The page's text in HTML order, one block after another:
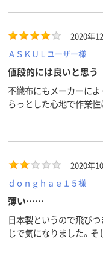
2020年
ＡＳＫＵＬユーザー様
値段的には良いと思う
不織布にもメーカーに
らっとした心地で作業
には重宝。ツルツルと
内側に擦れるのですぐ
よい。もっと荒い不織布
2020年
ｄｏｎｇｈａｅ１５様
薄い……
日本製というので飛び
じで気になりました。